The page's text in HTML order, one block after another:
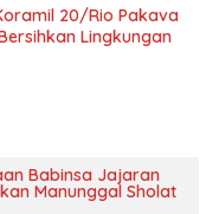
20/Rio Pakava
Lingkungan
Babinsa Jajaran
Manunggal Sholat